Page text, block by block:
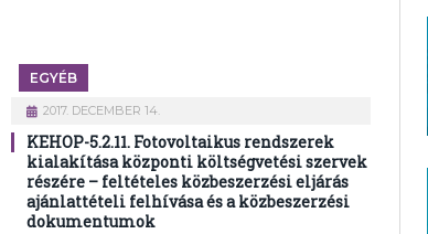
EGYÉB
2017. DECEMBER 14.
KEHOP-5.2.11. Fotovoltaikus rendszerek
kialakítása központi költségvetési szervek
részére – feltételes közbeszerzési eljárás
ajánlattételi felhívása és a közbeszerzési
dokumentumok